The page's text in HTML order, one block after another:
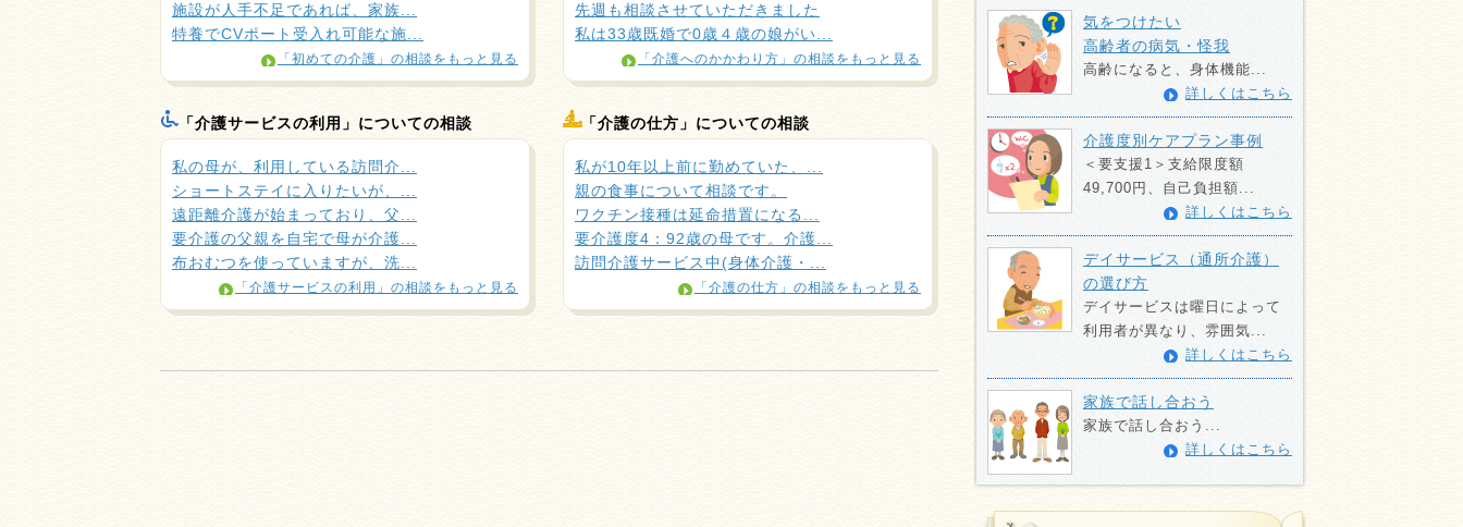
施設が人手不足であれば、家族...
特養でCVポート受入れ可能な施...
「初めての介護」の相談をもっと見る
先週も相談させていただきました
私は33歳既婚で0歳４歳の娘がい...
「介護へのかかわり方」の相談をもっと見る
「介護サービスの利用」についての相談
私の母が、利用している訪問介...
ショートステイに入りたいが、...
遠距離介護が始まっており、父...
要介護の父親を自宅で母が介護...
布おむつを使っていますが、洗...
「介護サービスの利用」の相談をもっと見る
「介護の仕方」についての相談
私が10年以上前に勤めていた、...
親の食事について相談です。
ワクチン接種は延命措置になる...
要介護度4：92歳の母です。介護...
訪問介護サービス中(身体介護・...
「介護の仕方」の相談をもっと見る
気をつけたい
高齢者の病気・怪我
高齢になると、身体機能...
詳しくはこちら
介護度別ケアプラン事例
＜要支援1＞支給限度額
49,700円、自己負担額...
詳しくはこちら
デイサービス（通所介護）
の選び方
デイサービスは曜日によって
利用者が異なり、雰囲気...
詳しくはこちら
家族で話し合おう
家族で話し合おう...
詳しくはこちら